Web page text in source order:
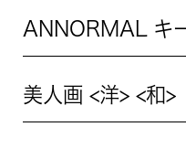
ANNORMAL キ
美人画 <洋> <和>